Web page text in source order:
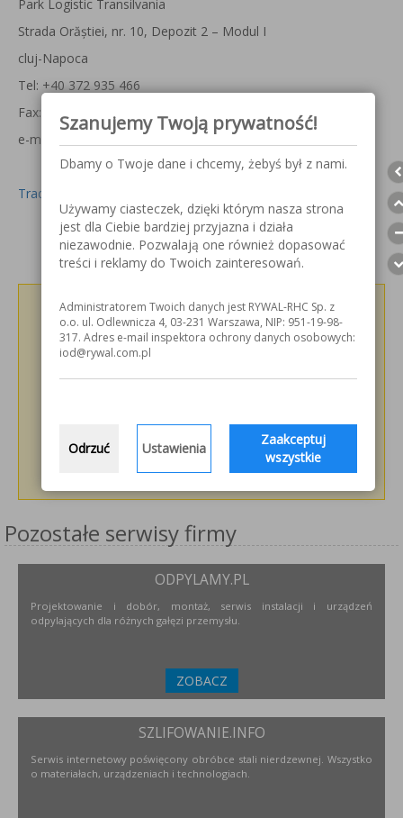
Park Logistic Transilvania
Strada Orăștiei, nr. 10, Depozit 2 – Modul I
cluj-Napoca
Tel: +40 372 935 466
Fax: +40 372 935 429
e-mail:
cluj@rywal.ro
Trade Conditions (English Version)
Podziel się z innymi!
Pozostałe serwisy firmy
ODPYLAMY.PL
Projektowanie i dobór, montaż, serwis instalacji i urządzeń
odpylających dla różnych gałęzi przemysłu.
ZOBACZ
SZLIFOWANIE.INFO
Serwis internetowy poświęcony obróbce stali nierdzewnej. Wszystko
o materiałach, urządzeniach i technologiach.
Szanujemy Twoją prywatność!
Dbamy o Twoje dane i chcemy, żebyś był z nami.
Używamy ciasteczek, dzięki którym nasza strona
jest dla Ciebie bardziej przyjazna i działa
niezawodnie. Pozwalają one również dopasować
treści i reklamy do Twoich zainteresowań.
Administratorem Twoich danych jest RYWAL-RHC Sp. z
o.o. ul. Odlewnicza 4, 03-231 Warszawa, NIP: 951-19-98-
317. Adres e-mail inspektora ochrony danych osobowych:
iod@rywal.com.pl
Odrzuć Ustawienia
Zaakceptuj
wszystkie